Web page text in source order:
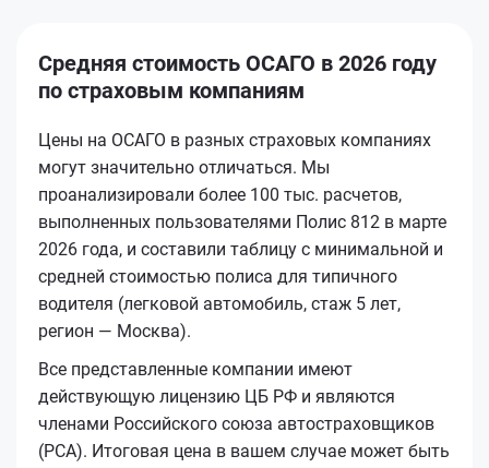
Средняя стоимость ОСАГО в 2026 году
по страховым компаниям
Цены на ОСАГО в разных страховых компаниях
могут значительно отличаться. Мы
проанализировали более 100 тыс. расчетов,
выполненных пользователями Полис 812 в марте
2026 года, и составили таблицу с минимальной и
средней стоимостью полиса для типичного
водителя (легковой автомобиль, стаж 5 лет,
регион — Москва).
Все представленные компании имеют
действующую лицензию ЦБ РФ и являются
членами Российского союза автостраховщиков
(РСА). Итоговая цена в вашем случае может быть